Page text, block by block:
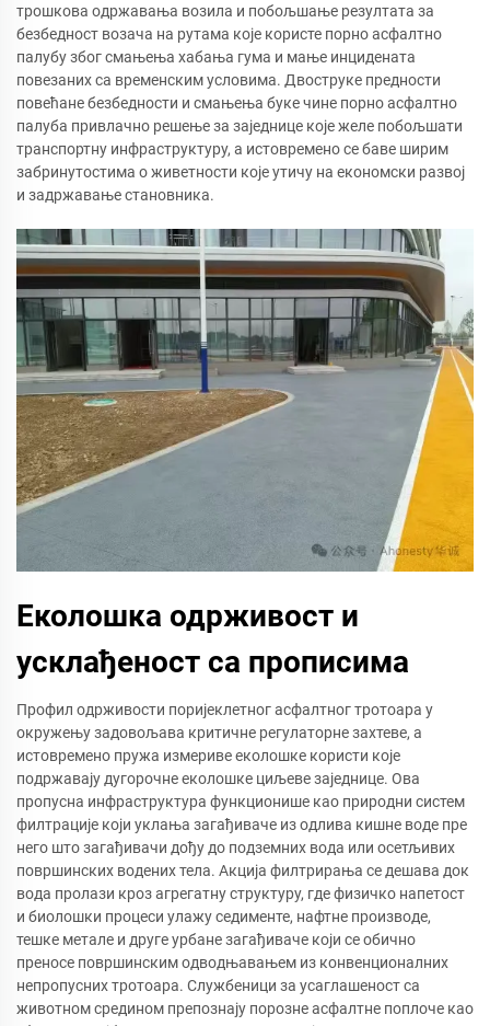
трошкова одржавања возила и побољшање резултата за
безбедност возача на рутама које користе порно асфалтно
палубу због смањења хабања гума и мање инцидената
повезаних са временским условима. Двоструке предности
повећане безбедности и смањења буке чине порно асфалтно
палуба привлачно решење за заједнице које желе побољшати
транспортну инфраструктуру, а истовремено се баве ширим
забринутостима о живетности које утичу на економски развој
и задржавање становника.
Еколошка одрживост и
усклађеност са прописима
Профил одрживости поријеклетног асфалтног тротоара у
окружењу задовољава критичне регулаторне захтеве, а
истовремено пружа измериве еколошке користи које
подржавају дугорочне еколошке циљеве заједнице. Ова
пропусна инфраструктура функционише као природни систем
филтрације који уклања загађиваче из одлива кишне воде пре
него што загађивачи дођу до подземних вода или осетљивих
површинских водених тела. Акција филтрирања се дешава док
вода пролази кроз агрегатну структуру, где физичко напетост
и биолошки процеси улажу седименте, нафтне производе,
тешке метале и друге урбане загађиваче који се обично
преносе површинским одводњавањем из конвенционалних
непропусних тротоара. Службеници за усаглашеност са
животном средином препознају порозне асфалтне поплоче као